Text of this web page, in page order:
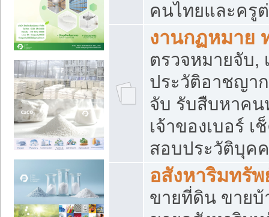
คนไทยและครู
งานกฏหมาย
ตรวจหมายจับ,
ประวัติอาชญา
จับ รับสืบหาคน
เจ้าของเบอร์
สอบประวัติบุค
อสังหาริมทรัพ
ขายที่ดิน ขายบ้